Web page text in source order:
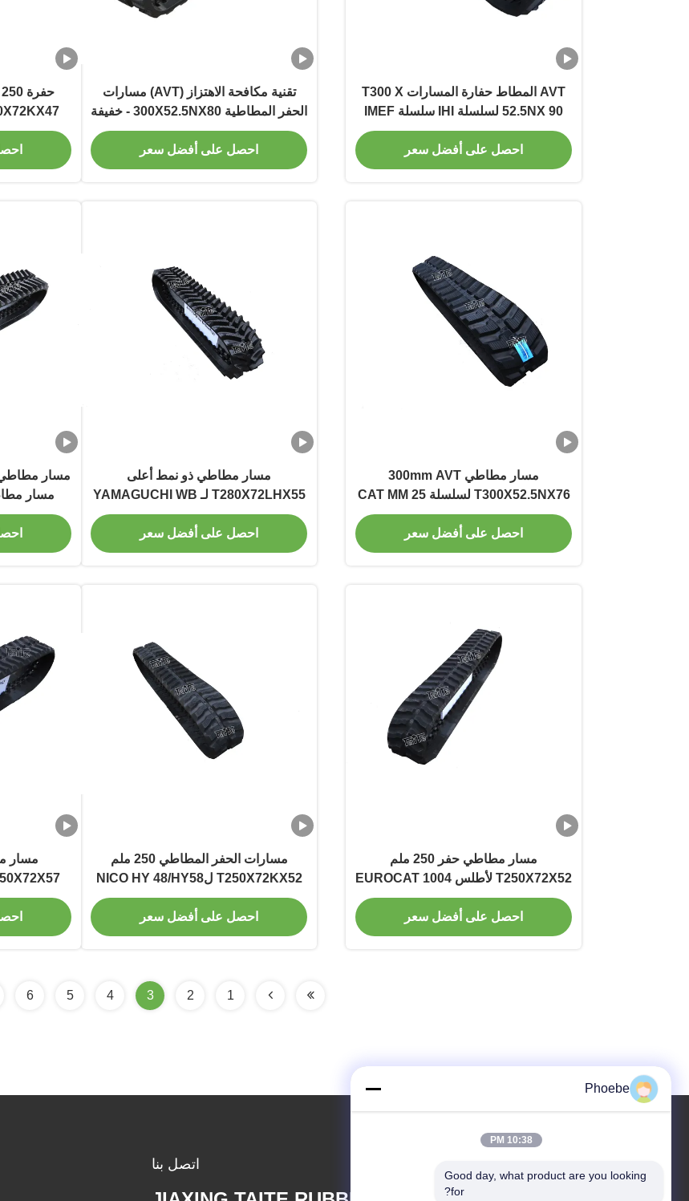
AVT المطاط حفارة المسارات T300 X
52.5NX 90 لسلسلة IHI سلسلة IMEF
وسلسلة SUMITOMO
احصل على أفضل سعر
تقنية مكافحة الاهتزاز (AVT) مسارات
الحفر المطاطية 300X52.5NX80 - خفيفة
الوزن ودائمة لـ CAT ، IHI ، Mitsubishi
احصل على أفضل سعر
مسار مطاطي 300mm AVT
T300X52.5NX76 لسلسلة CAT MM 25
1 نوع IHI
احصل على أفضل سعر
مسار مطاطي ذو نمط أعلى
T280X72LHX55 لـ YAMAGUCHI WB
16H
احصل على أفضل سعر
مسار مطاطي حفر 250 ملم
T250X72X52 لأطلس 1004 EUROCAT
200/210 يانمار C10R
احصل على أفضل سعر
مسارات الحفر المطاطي 250 ملم
T250X72KX52 لNICO HY 48/HY58
2000
احصل على أفضل سعر
1
2
3
4
5
6
اتصل بنا
Phoebe
10:38 PM
Good day, what product are you looking
for?